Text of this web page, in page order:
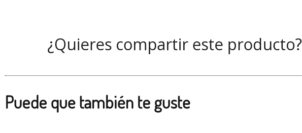
¿Quieres compartir este producto?
Puede que también te guste